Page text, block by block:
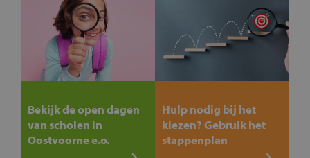
Bekijk de open dagen
van scholen in
Oostvoorne e.o.
Hulp nodig bij het
kiezen? Gebruik het
stappenplan